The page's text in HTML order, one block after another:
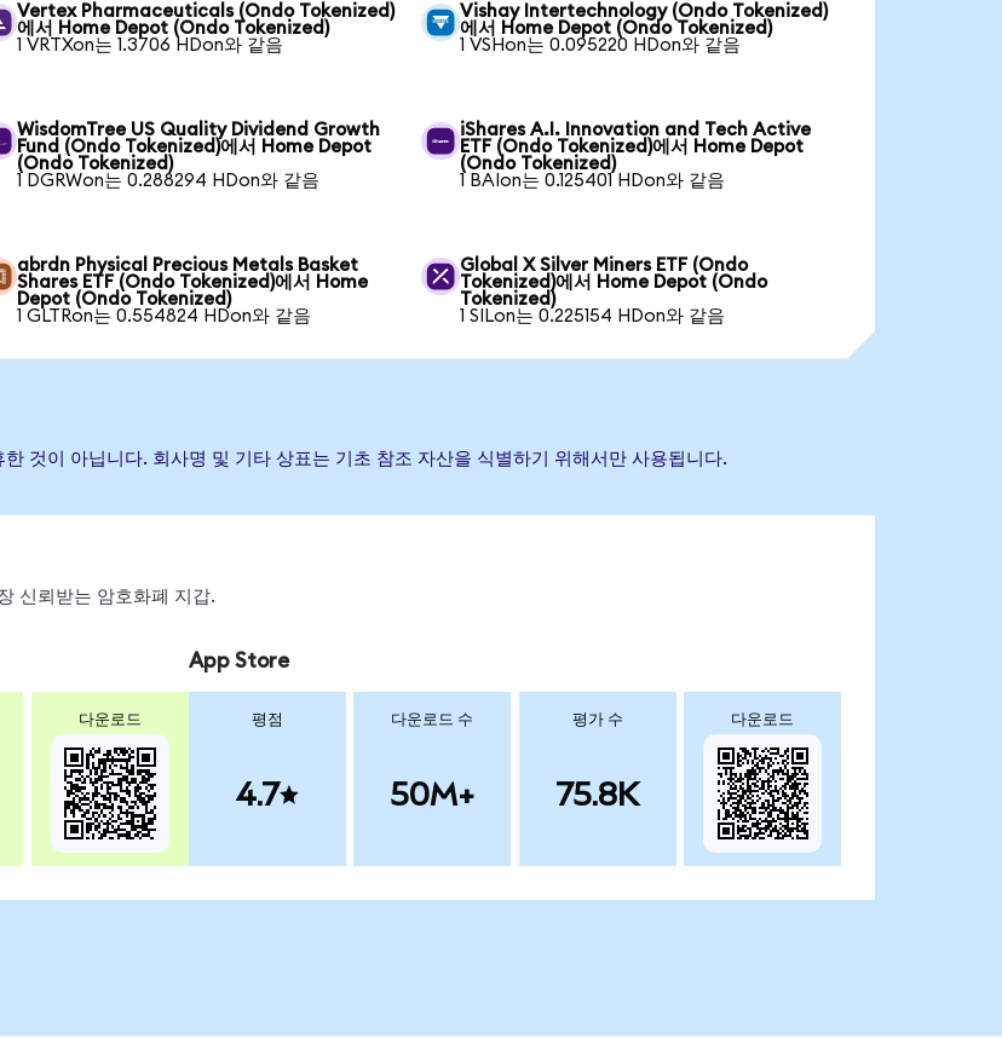
Vertex Pharmaceuticals (Ondo Tokenized)
에서 Home Depot (Ondo Tokenized)
1 VRTXon는 1.3706 HDon와 같음
Vishay Intertechnology (Ondo Tokenized)
에서 Home Depot (Ondo Tokenized)
1 VSHon는 0.095220 HDon와 같음
WisdomTree US Quality Dividend Growth
Fund (Ondo Tokenized)에서 Home Depot
(Ondo Tokenized)
1 DGRWon는 0.288294 HDon와 같음
iShares A.I. Innovation and Tech Active
ETF (Ondo Tokenized)에서 Home Depot
(Ondo Tokenized)
1 BAIon는 0.125401 HDon와 같음
abrdn Physical Precious Metals Basket
Shares ETF (Ondo Tokenized)에서 Home
Depot (Ondo Tokenized)
1 GLTRon는 0.554824 HDon와 같음
Global X Silver Miners ETF (Ondo
Tokenized)에서 Home Depot (Ondo
Tokenized)
1 SILon는 0.225154 HDon와 같음
것이 아닙니다. 회사명 및 기타 상표는 기초 참조 자산을 식별하기 위해서만 사용됩니다.
신뢰받는 암호화폐 지갑.
다운로드
App Store
평점
4.7
다운로드 수
50M+
평가 수
75.8K
다운로드